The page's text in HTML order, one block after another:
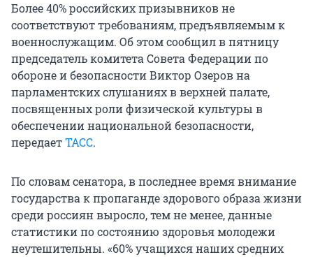
Более 40% российских призывников не
соответствуют требованиям, предъявляемым к
военнослужащим. Об этом сообщил в пятницу
председатель комитета Совета Федерации по
обороне и безопасности Виктор Озеров на
парламентских слушаниях в верхней палате,
посвященных роли физической культуры в
обеспечении национальной безопасности,
передаетТАСС.
По словам сенатора, в последнее время внимание
государства к пропаганде здорового образа жизни
среди россиян выросло, тем не менее, данные
статистики по состоянию здоровья молодежи
неутешительны. «60% учащихся наших средних